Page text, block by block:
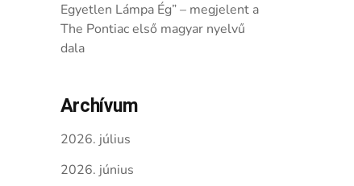
Egyetlen Lámpa Ég” – megjelent a
The Pontiac első magyar nyelvű
dala
Archívum
2026. július
2026. június